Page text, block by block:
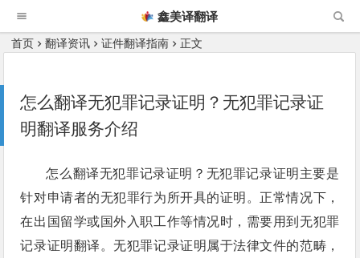
鑫美译翻译
首页 翻译资讯 证件翻译指南 正文
怎么翻译无犯罪记录证明？无犯罪记录证
明翻译服务介绍
怎么翻译无犯罪记录证明？无犯罪记录证明主要是
针对申请者的无犯罪行为所开具的证明。正常情况下，
在出国留学或国外入职工作等情况时，需要用到无犯罪
记录证明翻译。无犯罪记录证明属于法律文件的范畴，